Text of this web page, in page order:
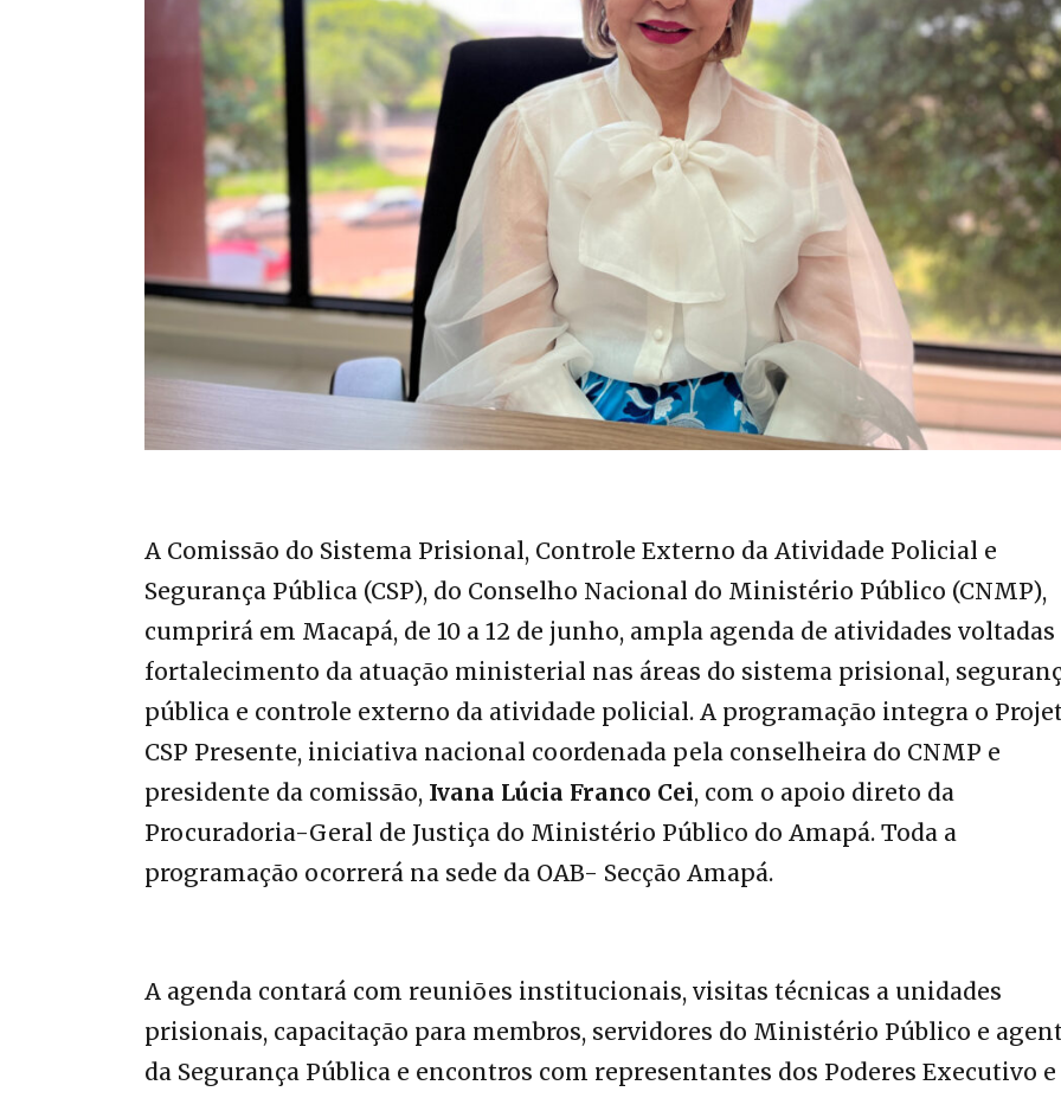
‎A Comissão do Sistema Prisional, Controle Externo da Atividade Policial e
Segurança Pública (CSP), do Conselho Nacional do Ministério Público (CNMP),
cumprirá em Macapá, de 10 a 12 de junho, ampla agenda de atividades voltadas
fortalecimento da atuação ministerial nas áreas do sistema prisional,
pública e controle externo da atividade policial. A programação integra o
CSP Presente, iniciativa nacional coordenada pela conselheira do CNMP e
presidente da comissão, Ivana Lúcia Franco Cei, com o apoio direto da
Procuradoria-Geral de Justiça do Ministério Público do Amapá. Toda a
programação ocorrerá na sede da OAB- Secção Amapá.
‎A agenda contará com reuniões institucionais, visitas técnicas a unidades
prisionais, capacitação para membros, servidores do Ministério Público e
da Segurança Pública e encontros com representantes dos Poderes Executivo e